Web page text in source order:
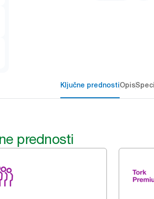
Ključne prednostiOpis
prednosti